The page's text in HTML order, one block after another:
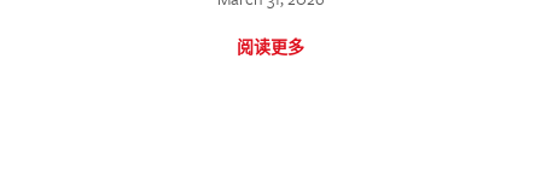
阅读更多